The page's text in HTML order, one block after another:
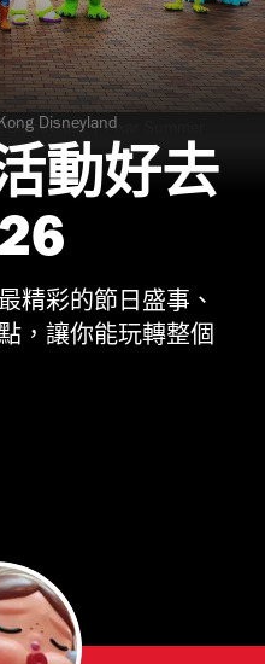
Disneyland | Pixar Summer
Disneyland
動好去
精彩的節日盛事、
，讓你能玩轉整個